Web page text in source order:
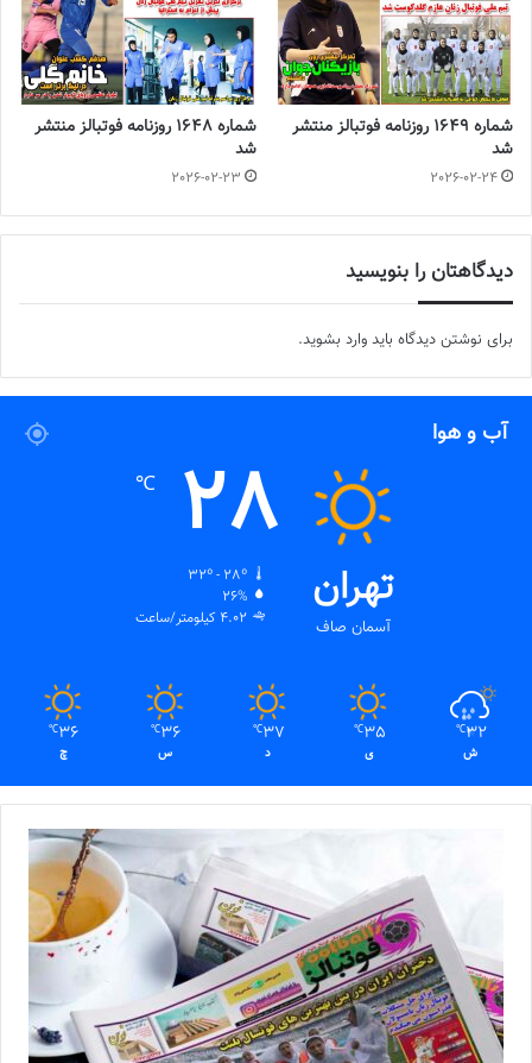
شماره 1649 روزنامه فوتبالز منتشر
شد
2026-02-24
شماره 1648 روزنامه فوتبالز منتشر
شد
2026-02-23
دیدگاهتان را بنویسید
برای نوشتن دیدگاه باید وارد بشوید.
آب و هوا
تهران
آسمان صاف
28
℃
32º - 28º
26%
4.02 کیلومتر/ساعت
32
℃
ش
35
℃
ی
37
℃
د
36
℃
س
36
℃
چ